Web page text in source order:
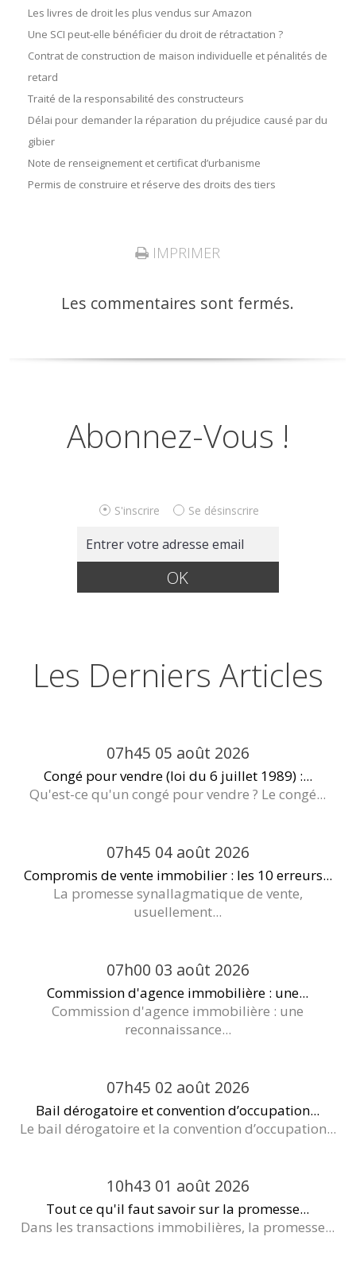
Les livres de droit les plus vendus sur Amazon
Une SCI peut-elle bénéficier du droit de rétractation ?
Contrat de construction de maison individuelle et pénalités de
retard
Traité de la responsabilité des constructeurs
Délai pour demander la réparation du préjudice causé par du
gibier
Note de renseignement et certificat d’urbanisme
Permis de construire et réserve des droits des tiers
IMPRIMER
Les commentaires sont fermés.
Abonnez-Vous !
S'inscrire Se désinscrire
Les Derniers Articles
07h45 05 août 2026
Congé pour vendre (loi du 6 juillet 1989) :...
Qu'est-ce qu'un congé pour vendre ? Le congé...
07h45 04 août 2026
Compromis de vente immobilier : les 10 erreurs...
La promesse synallagmatique de vente,
usuellement...
07h00 03 août 2026
Commission d'agence immobilière : une...
Commission d'agence immobilière : une
reconnaissance...
07h45 02 août 2026
Bail dérogatoire et convention d’occupation...
Le bail dérogatoire et la convention d’occupation...
10h43 01 août 2026
Tout ce qu'il faut savoir sur la promesse...
Dans les transactions immobilières, la promesse...